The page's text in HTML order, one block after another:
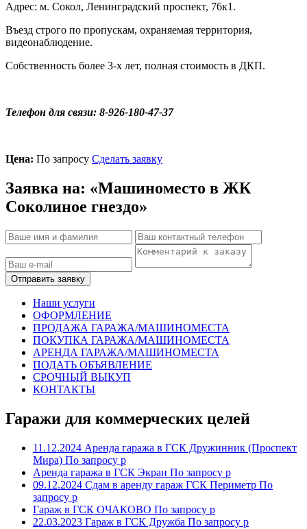
Адрес: м. Сокол, Ленинградский проспект, 76к1.
Въезд строго по пропускам, охраняемая территория,
видеонаблюдение.
Собственность более 3-х лет, полная стоимость в ДКП.
Телефон для связи: 8-926-180-47-37
Цена: По запросу Сделать заявку
Заявка на: «Машиноместо в ЖК
Соколиное гнездо»
Отправить заявку
Наши услуги
ОФОРМЛЕНИЕ
ПРОДАЖА ГАРАЖА/МАШИНОМЕСТА
ПОКУПКА ГАРАЖА/МАШИНОМЕСТА
АРЕНДА ГАРАЖА/МАШИНОМЕСТА
ПОДАТЬ ОБЪЯВЛЕНИЕ
СРОЧНЫЙ ВЫКУП
КОНТАКТЫ
Гаражи для коммерческих целей
11.12.2024 Аренда гаража в ГСК Дружинник (Проспект
Мира) По запросу р
Аренда гаража в ГСК Экран По запросу р
09.12.2024 Сдам в аренду гараж ГСК Периметр По
запросу р
Гараж в ГСК ОЧАКОВО По запросу р
22.03.2023 Гараж в ГСК Дружба По запросу р